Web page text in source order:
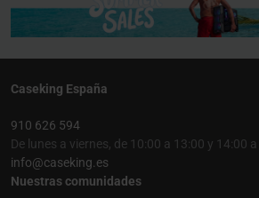
Caseking España
910 626 594
De lunes a viernes, de 10:00 a 13:00 y 14:00
info@caseking.es
Nuestras comunidades